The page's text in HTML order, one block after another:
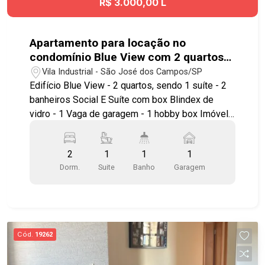
Tamoios, proporcionando deslocamento rápido
visita!! #imobiliaria #geraçãoimóveis
#aptovenda #aptovendaSJC #JardmSatélite
#aceitapet #elevador
R$ 3.000,00 L
Apartamento para locação no
condomínio Blue View com 2 quartos
sendo 1 suíte - 56,31 m² - No bairro
Vila Industrial - SJC
Vila Industrial - São José dos Campos/SP
Edifício Blue View - 2 quartos, sendo 1 suíte - 2
banheiros Social E Suíte com box Blindex de
vidro - 1 Vaga de garagem - 1 hobby box Imóvel
sacada - Sacada com piso frio - Cozinha ampla
com gabinete e piso frio - Quartos com piso
laminado Condomínio novo e completo em lazer:
Quadras - Academia completa - Delivery space -
Drone point delivery System - sistema de
atenuação sonora - Uber point - Car Wash -
2
Dorm.
1
Suite
1
Banho
1
Garagem
Cód. 19262